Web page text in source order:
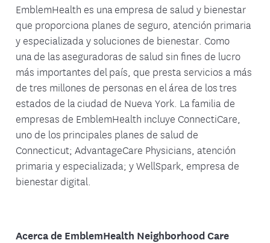
EmblemHealth es una empresa de salud y bienestar
que proporciona planes de seguro, atención primaria
y especializada y soluciones de bienestar. Como
una de las aseguradoras de salud sin fines de lucro
más importantes del país, que presta servicios a más
de tres millones de personas en el área de los tres
estados de la ciudad de Nueva York. La familia de
empresas de EmblemHealth incluye ConnectiCare,
uno de los principales planes de salud de
Connecticut; AdvantageCare Physicians, atención
primaria y especializada; y WellSpark, empresa de
bienestar digital.
Acerca de EmblemHealth Neighborhood Care